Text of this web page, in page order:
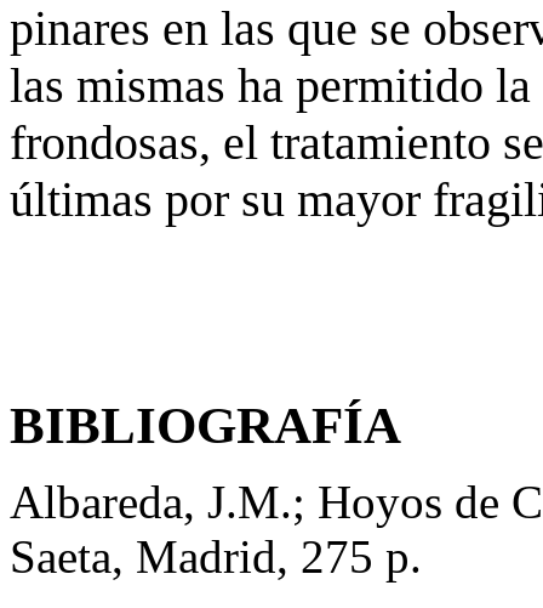
pinares en las que se
las mismas ha permitido
frondosas, el tratamiento
últimas por su mayor
BIBLIOGRAFÍA
Albareda, J.M.; Hoyos de
Saeta, Madrid, 275 p.